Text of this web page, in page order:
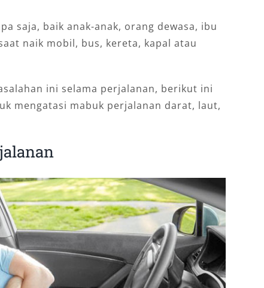
saja, baik anak-anak, orang dewasa, ibu
naik mobil, bus, kereta, kapal atau
ini selama perjalanan, berikut ini
mengatasi mabuk perjalanan darat, laut,